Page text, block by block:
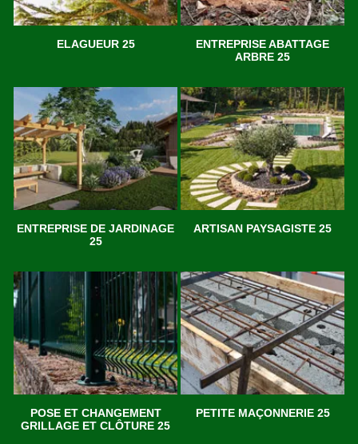
ELAGUEUR 25
ENTREPRISE ABATTAGE
ARBRE 25
ENTREPRISE DE JARDINAGE
25
ARTISAN PAYSAGISTE 25
POSE ET CHANGEMENT
GRILLAGE ET CLÔTURE 25
PETITE MAÇONNERIE 25